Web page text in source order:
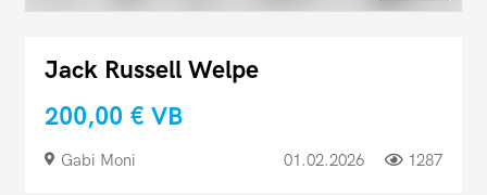
Jack Russell Welpe
200,00 € VB
Gabi Moni 01.02.2026 1287